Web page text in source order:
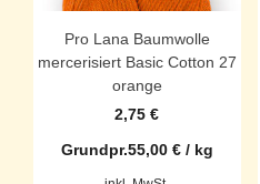
Pro Lana Baumwolle
mercerisiert Basic Cotton 27
orange
2,75€
Grundpr.55,00 €/ kg